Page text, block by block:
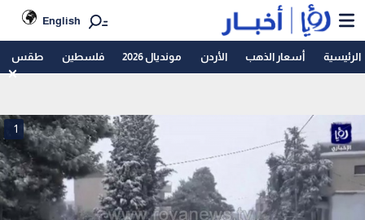
English
الرئيسية أسعار الذهب الأردن مونديال 2026 فلسطين طقس
1